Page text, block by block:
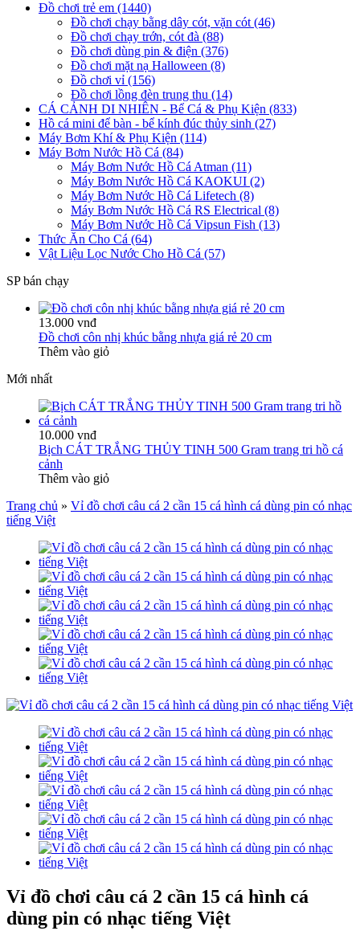
Đồ chơi trẻ em (1440)
Đồ chơi chạy bằng dây cót, vặn cót (46)
Đồ chơi chạy trớn, cót đà (88)
Đồ chơi dùng pin & điện (376)
Đồ chơi mặt nạ Halloween (8)
Đồ chơi vỉ (156)
Đồ chơi lồng đèn trung thu (14)
CÁ CẢNH DI NHIÊN - Bể Cá & Phụ Kiện (833)
Hồ cá mini để bàn - bể kính đúc thủy sinh (27)
Máy Bơm Khí & Phụ Kiện (114)
Máy Bơm Nước Hồ Cá (84)
Máy Bơm Nước Hồ Cá Atman (11)
Máy Bơm Nước Hồ Cá KAOKUI (2)
Máy Bơm Nước Hồ Cá Lifetech (8)
Máy Bơm Nước Hồ Cá RS Electrical (8)
Máy Bơm Nước Hồ Cá Vipsun Fish (13)
Thức Ăn Cho Cá (64)
Vật Liệu Lọc Nước Cho Hồ Cá (57)
SP bán chạy
13.000 vnđ
Đồ chơi côn nhị khúc bằng nhựa giá rẻ 20 cm
Thêm vào giỏ
Mới nhất
10.000 vnđ
Bịch CÁT TRẮNG THỦY TINH 500 Gram trang tri hồ cá
cảnh
Thêm vào giỏ
Trang chủ » Vỉ đồ chơi câu cá 2 cần 15 cá hình cá dùng pin có nhạc
tiếng Việt
Vỉ đồ chơi câu cá 2 cần 15 cá hình cá
dùng pin có nhạc tiếng Việt